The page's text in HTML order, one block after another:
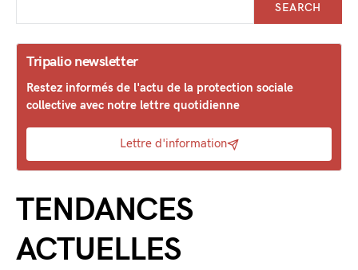
SEARCH
Tripalio newsletter
Restez informés de l'actu de la protection sociale
collective avec notre lettre quotidienne
Lettre d'information
TENDANCES
ACTUELLES